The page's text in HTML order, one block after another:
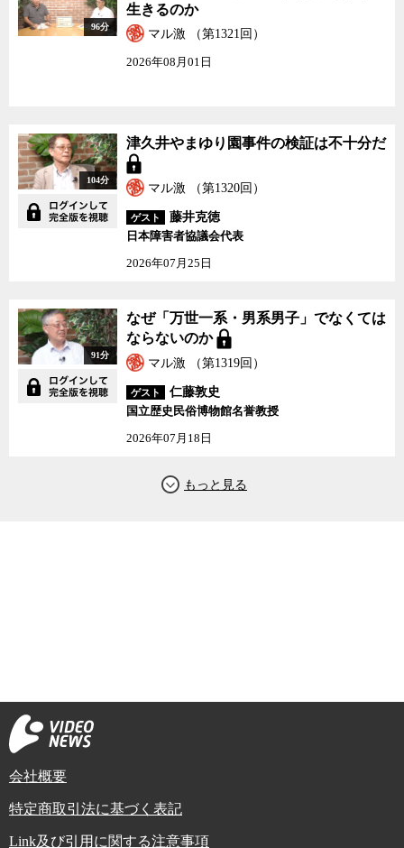
96分
生きるのか
マル激 （第1321回）
2026年08月01日
104分
津久井やまゆり園事件の検証は不十分だ
マル激 （第1320回）
ゲスト
藤井克徳
日本障害者協議会代表
2026年07月25日
91分
なぜ「万世一系・男系男子」でなくては
ならないのか
マル激 （第1319回）
ゲスト
仁藤敦史
国立歴史民俗博物館名誉教授
2026年07月18日
会社概要
特定商取引法に基づく表記
Link及び引用に関する注意事項